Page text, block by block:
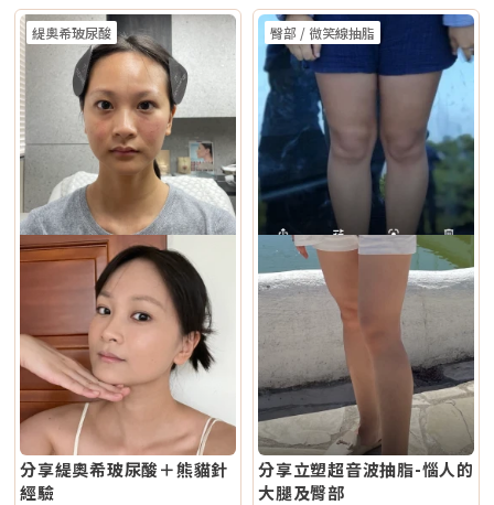
緹奧希玻尿酸
分享緹奧希玻尿酸＋熊貓針
經驗
臀部 / 微笑線抽脂
分享立塑超音波抽脂-惱人的
大腿及臀部